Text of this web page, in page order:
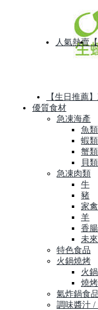
人氣熱賣
【生日推薦
優質食材
急凍海產
魚類
蝦類
蟹類
貝
急凍肉類
牛
豬
家
羊
香
未
特色食品
火鍋燒烤
火鍋
燒烤
氣炸鍋食品
調味醬汁 /